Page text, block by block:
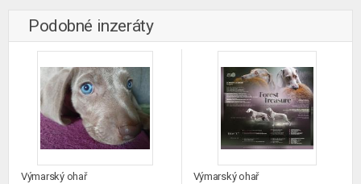
Podobné inzeráty
Výmarský ohař
Výmarský ohař